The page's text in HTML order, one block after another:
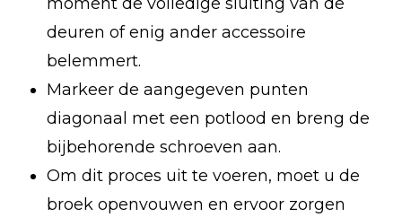
deuren of enig ander accessoire
belemmert.
Markeer de aangegeven punten
diagonaal met een potlood en breng de
bijbehorende schroeven aan.
Om dit proces uit te voeren, moet u de
broek openvouwen en ervoor zorgen